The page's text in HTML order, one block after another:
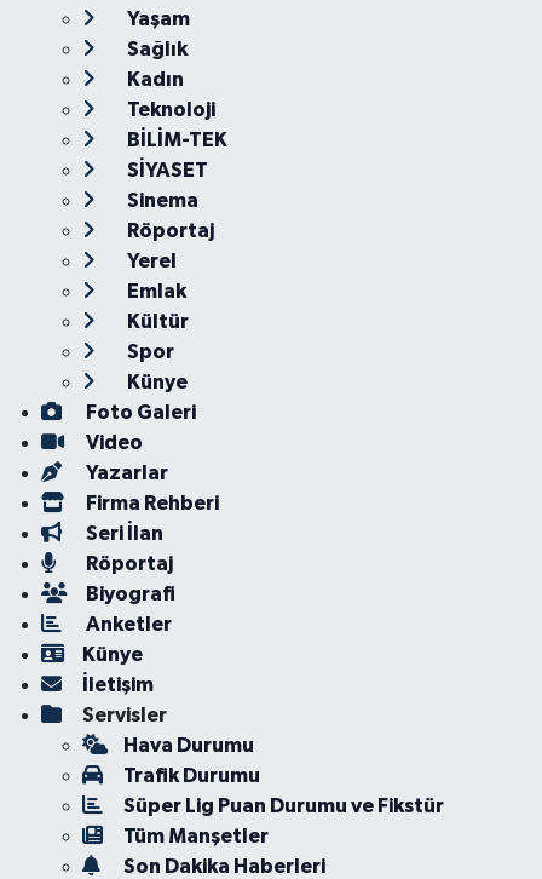
Yaşam
Sağlık
Kadın
Teknoloji
BİLİM-TEK
SİYASET
Sinema
Röportaj
Yerel
Emlak
Kültür
Spor
Künye
Foto Galeri
Video
Yazarlar
Firma Rehberi
Seri İlan
Röportaj
Biyografi
Anketler
Künye
İletişim
Servisler
Hava Durumu
Trafik Durumu
Süper Lig Puan Durumu ve Fikstür
Tüm Manşetler
Son Dakika Haberleri